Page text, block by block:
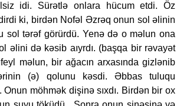
idi. Sürətlə onlara hücum etdi. Öz
ki, birdən Nofəl Əzrəq onun sol əlinin
sol tərəf görürdü. Yenə də o məlun ona
əlini də kəsib aıyrdı. (başqa bir rəvayət
məlun, bir ağacın arxasında gizlənib
(ə) qolunu kəsdi. Əbbas tuluqu
Onun möhmək dişinə sıxdı. Birdən bir ox